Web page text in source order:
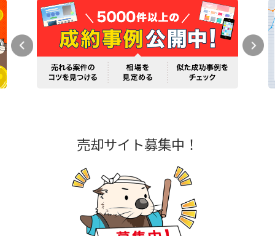
売却サイト募集中！